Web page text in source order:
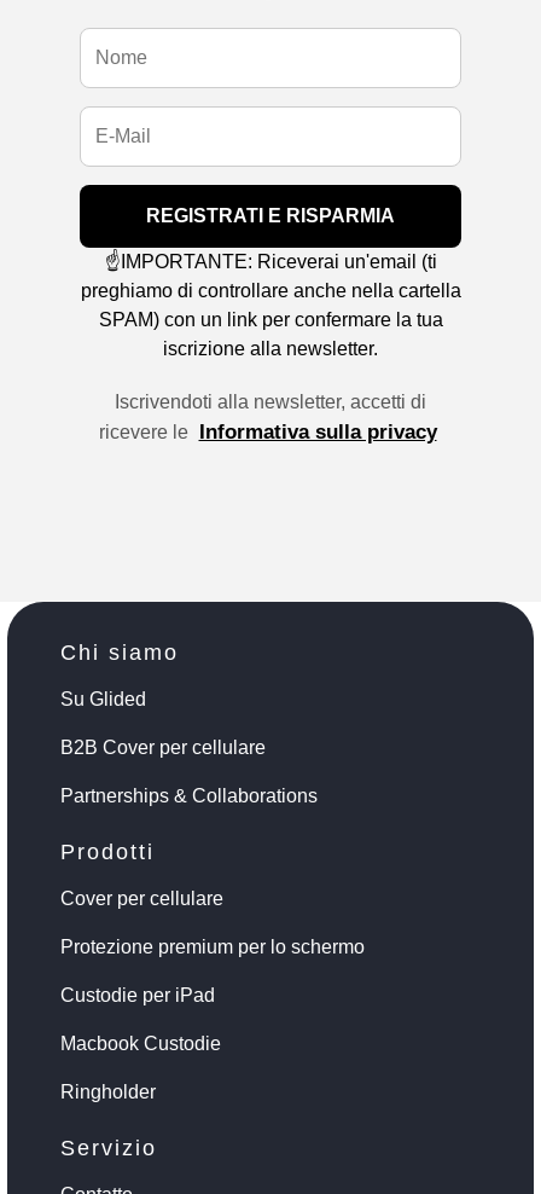
REGISTRATI E RISPARMIA
☝️IMPORTANTE: Riceverai un'email (ti
preghiamo di controllare anche nella cartella
SPAM) con un link per confermare la tua
iscrizione alla newsletter.
Iscrivendoti alla newsletter, accetti di
ricevere le Informativa sulla privacy
Chi siamo
Su Glided
B2B Cover per cellulare
Partnerships & Collaborations
Prodotti
Cover per cellulare
Protezione premium per lo schermo
Custodie per iPad
Macbook Custodie
Ringholder
Servizio